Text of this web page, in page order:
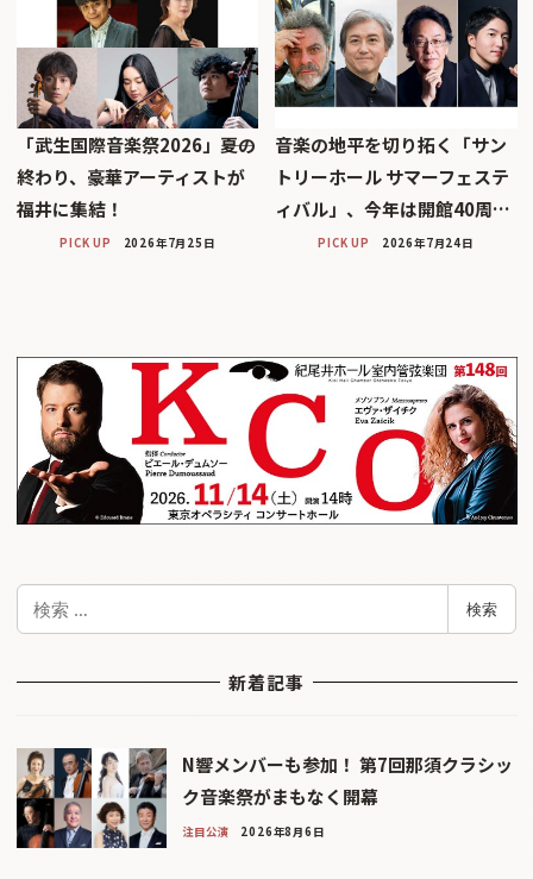
「武生国際音楽祭2026」――夏の
終わり、豪華アーティストが
福井に集結！
PICK UP 2026年7月25日
音楽の地平を切り拓く「サン
トリーホール サマーフェステ
ィバル」、今年は開館40周…
PICK UP 2026年7月24日
検
検索
新着記事
N響メンバーも参加！ 第7回那須クラシッ
ク音楽祭がまもなく開幕
注目公演 2026年8月6日